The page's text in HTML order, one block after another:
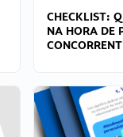
CHECKLIST:
NA HORA DE